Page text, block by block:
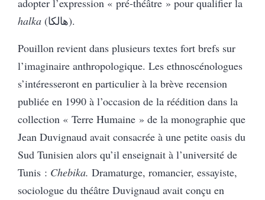
adopter l’expression « pré-théâtre » pour qualifier la
halka
(هالكا).
Pouillon revient dans plusieurs textes fort brefs sur
l’imaginaire anthropologique. Les ethnoscénologues
s’intéresseront en particulier à la brève recension
publiée en 1990 à l’occasion de la réédition dans la
collection « Terre Humaine » de la monographie que
Jean Duvignaud avait consacrée à une petite oasis du
Sud Tunisien alors qu’il enseignait à l’université de
Tunis : Chebika. Dramaturge, romancier, essayiste,
sociologue du théâtre Duvignaud avait conçu en